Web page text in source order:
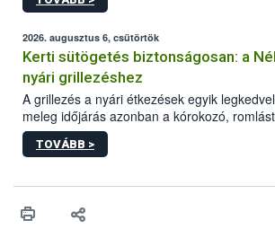
egészen a vesszőérettség (BBCH 91)
érésű szőlőkben is legyen lehetőség a
védekezésre. Az Oroganic készítmény kis
felhasználók számára is elérhető és
engedélyezett.
2026. augusztus 6, csütörtök
Kerti sütögetés biztonságosan: a
nyári grillezéshez
A grillezés a nyári étkezések egyik
meleg időjárás azonban a kórokozó,
gyorsabb szaporodásának is kedvez. A
ezért nem csupán a megfelelő sütési
higiéniai szabályok betartása, a megfelelő
biztonsági Hivatal (Nébih) Oktatási
TOVÁBB >